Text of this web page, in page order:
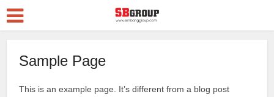
Sample Page
This is an example page. It’s different from a blog post